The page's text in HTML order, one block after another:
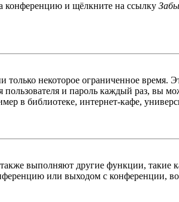
конференцию и щёлкните на ссылку
некоторое ограниченное время.
и пароль каждый раз, вы
в библиотеке, интернет-кафе,
выполняют другие функции, такие
или выходом с конференции,